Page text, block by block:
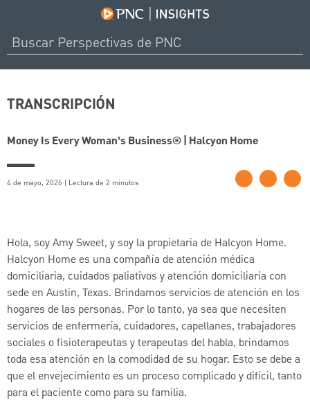
TRANSCRIPCIÓN
Money Is Every Woman’s Business® | Halcyon Home
4 de mayo, 2026 | Lectura de 2 minutos
Hola, soy Amy Sweet, y soy la propietaria de Halcyon Home.
Halcyon Home es una compañía de atención médica
domiciliaria, cuidados paliativos y atención domiciliaria con
sede en Austin, Texas. Brindamos servicios de atención en los
hogares de las personas. Por lo tanto, ya sea que necesiten
servicios de enfermería, cuidadores, capellanes, trabajadores
sociales o fisioterapeutas y terapeutas del habla, brindamos
toda esa atención en la comodidad de su hogar. Esto se debe a
que el envejecimiento es un proceso complicado y difícil, tanto
para el paciente como para su familia.